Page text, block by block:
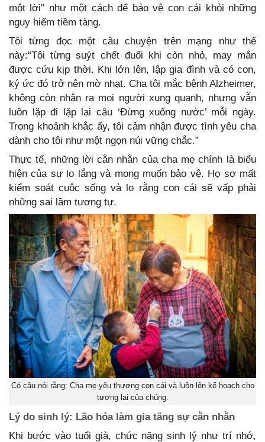
một lời” như một cách để bảo vệ con cái khỏi những
nguy hiểm tiềm tàng.
Tôi từng đọc một câu chuyện trên mạng như thế
này:“Tôi từng suýt chết đuối khi còn nhỏ, may mắn
được cứu kịp thời. Khi lớn lên, lập gia đình và có con,
ký ức đó trở nên mờ nhạt. Cha tôi mắc bệnh Alzheimer,
không còn nhận ra mọi người xung quanh, nhưng vẫn
luôn lặp đi lặp lại câu ‘Đừng xuống nước’ mỗi ngày.
Trong khoảnh khắc ấy, tôi cảm nhận được tình yêu cha
dành cho tôi như một ngọn núi vững chắc.”
Thực tế, những lời cằn nhằn của cha mẹ chính là biểu
hiện của sự lo lắng và mong muốn bảo vệ. Họ sợ mất
kiểm soát cuộc sống và lo rằng con cái sẽ vấp phải
những sai lầm tương tự.
Có câu nói rằng: Cha mẹ yêu thương con cái và luôn lên kế hoạch cho
tương lai của chúng.
Lý do sinh lý: Lão hóa làm gia tăng sự cằn nhằn
Khi bước vào tuổi già, chức năng sinh lý như trí nhớ,